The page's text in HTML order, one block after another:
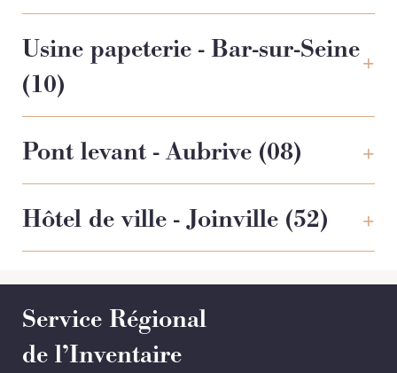
Usine papeterie - Bar-sur-Seine
(10)
Pont levant - Aubrive (08)
Hôtel de ville - Joinville (52)
Service Régional
de l’Inventaire